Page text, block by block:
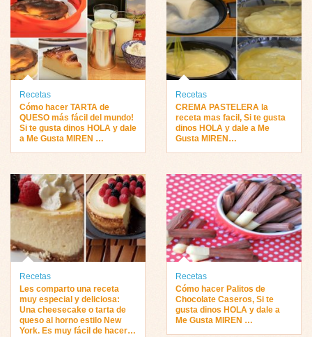
Recetas
Cómo hacer TARTA de
QUESO más fácil del mundo!
Si te gusta dinos HOLA y dale
a Me Gusta MIREN …
Recetas
CREMA PASTELERA la
receta mas facil, Si te gusta
dinos HOLA y dale a Me
Gusta MIREN…
Recetas
Les comparto una receta
muy especial y deliciosa:
Una cheesecake o tarta de
queso al horno estilo New
York. Es muy fácil de hacer…
Recetas
Cómo hacer Palitos de
Chocolate Caseros, Si te
gusta dinos HOLA y dale a
Me Gusta MIREN …